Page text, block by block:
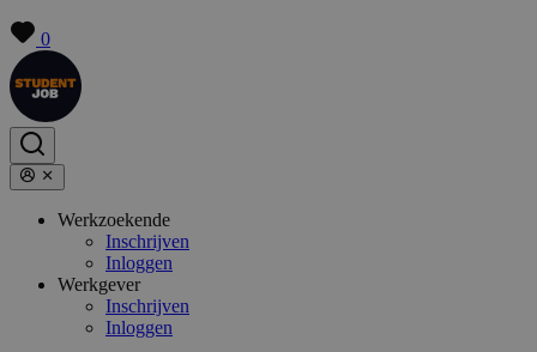
0
Werkzoekende
Inschrijven
Inloggen
Werkgever
Inschrijven
Inloggen